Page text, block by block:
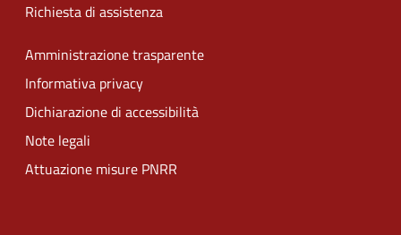
Richiesta di assistenza
Amministrazione trasparente
Informativa privacy
Dichiarazione di accessibilità
Note legali
Attuazione misure PNRR